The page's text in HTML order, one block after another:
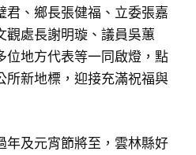
君、鄉長張健福、立委張嘉
觀處長謝明璇、議員吳蕙
位地方代表等一同啟燈，點
所新地標，迎接充滿祝福與
年及元宵節將至，雲林縣好